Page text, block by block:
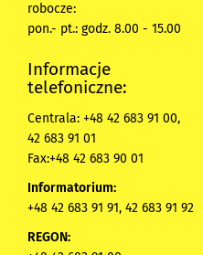
robocze:
pon.- pt.: godz. 8.00 - 15.00
Informacje
telefoniczne:
Centrala: +48 42 683 91 00,
42 683 91 01
Fax:+48 42 683 90 01
Informatorium:
+48 42 683 91 91, 42 683 91 92
REGON: